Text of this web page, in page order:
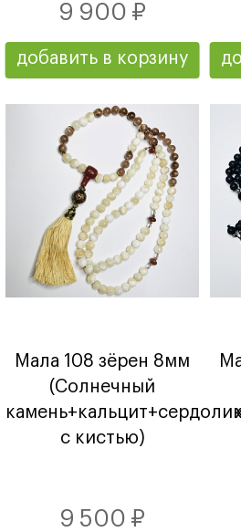
9 900 ₽
добавить в корзину
Мала 108 зёрен 8мм
(Солнечный
с кистью)
9 500 ₽